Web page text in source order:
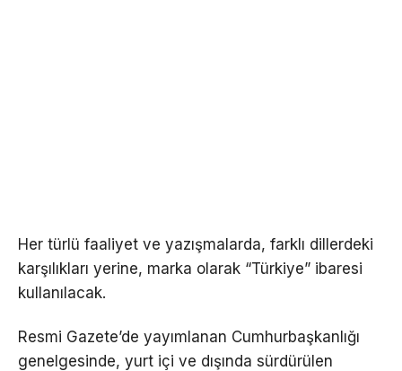
Her türlü faaliyet ve yazışmalarda, farklı dillerdeki
karşılıkları yerine, marka olarak “Türkiye” ibaresi
kullanılacak.
Resmi Gazete’de yayımlanan Cumhurbaşkanlığı
genelgesinde, yurt içi ve dışında sürdürülen